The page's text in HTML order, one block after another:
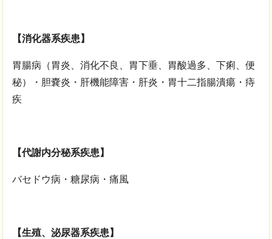
【消化器系疾患】
胃腸病（胃炎、消化不良、胃下垂、胃酸過多、下痢、便
秘）・胆嚢炎・肝機能障害・肝炎・胃十二指腸潰瘍・痔
疾
【代謝内分秘系疾患】
バセドウ病・糖尿病・痛風
【生殖、泌尿器系疾患】